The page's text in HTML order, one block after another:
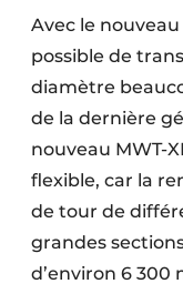
Avec le
possible de
diamètre
de la dernière
nouveau MWT-
flexible, car la
de tour de
grandes
d’environ 6 300